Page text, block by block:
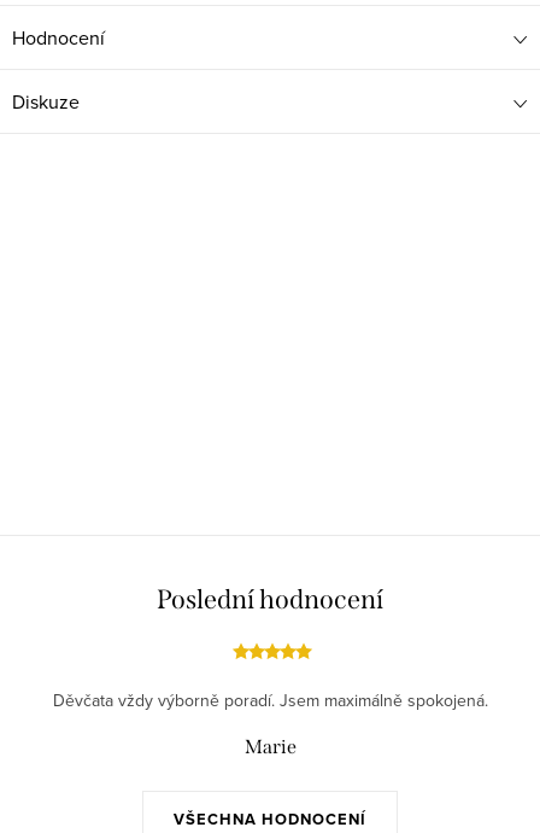
Hodnocení
Diskuze
Poslední hodnocení
VŠECHNA HODNOCENÍ
Děvčata vždy výborně poradí. Jsem maximálně spokojená.
Marie